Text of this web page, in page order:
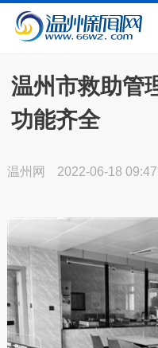
温州市救助管
功能齐全
温州网 2022-06-18